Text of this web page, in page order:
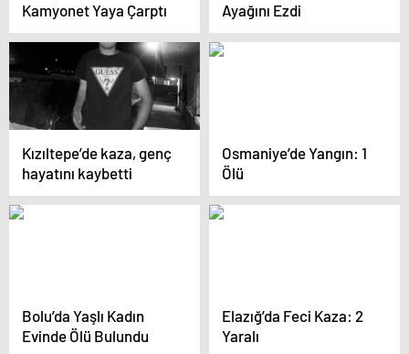
Kamyonet Yaya Çarptı
Ayağını Ezdi
Kızıltepe’de kaza, genç
hayatını kaybetti
Osmaniye’de Yangın: 1
Ölü
Bolu’da Yaşlı Kadın
Evinde Ölü Bulundu
Elazığ’da Feci Kaza: 2
Yaralı